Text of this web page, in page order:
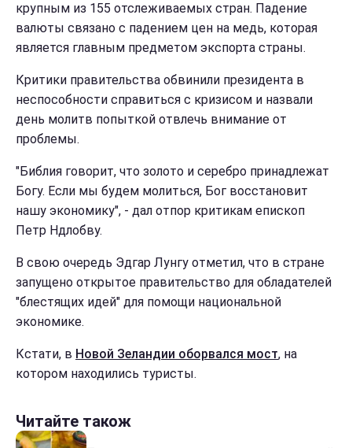
крупным из 155 отслеживаемых стран. Падение
валюты связано с падением цен на медь, которая
является главным предметом экспорта страны.
Критики правительства обвинили президента в
неспособности справиться с кризисом и назвали
день молитв попыткой отвлечь внимание от
проблемы.
"Библия говорит, что золото и серебро принадлежат
Богу. Если мы будем молиться, Бог восстановит
нашу экономику", - дал отпор критикам епископ
Петр Ндлобву.
В свою очередь Эдгар Лунгу отметил, что в стране
запущено открытое правительство для обладателей
"блестящих идей" для помощи национальной
экономике.
Кстати, в Новой Зеландии оборвался мост, на
котором находились туристы.
Читайте також